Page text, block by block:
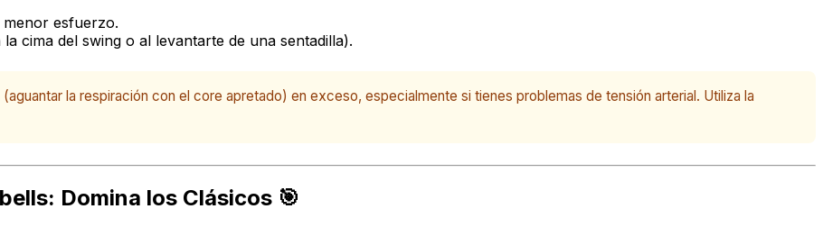
esfuerzo.
cima del swing o al levantarte de una sentadilla).
(aguantar la respiración con el core apretado) en exceso, especialmente si tienes problemas de tensión arterial. Utiliza la
Domina los Clásicos 🎯